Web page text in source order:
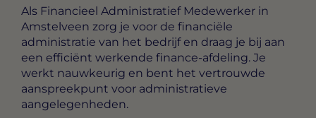
Als Financieel Administratief Medewerker in
Amstelveen zorg je voor de financiële
administratie van het bedrijf en draag je bij aan
een efficiënt werkende finance-afdeling. Je
werkt nauwkeurig en bent het vertrouwde
aanspreekpunt voor administratieve
aangelegenheden.